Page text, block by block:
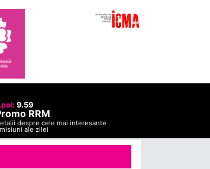
9.59
RRM
despre cele mai interesante
ale zilei